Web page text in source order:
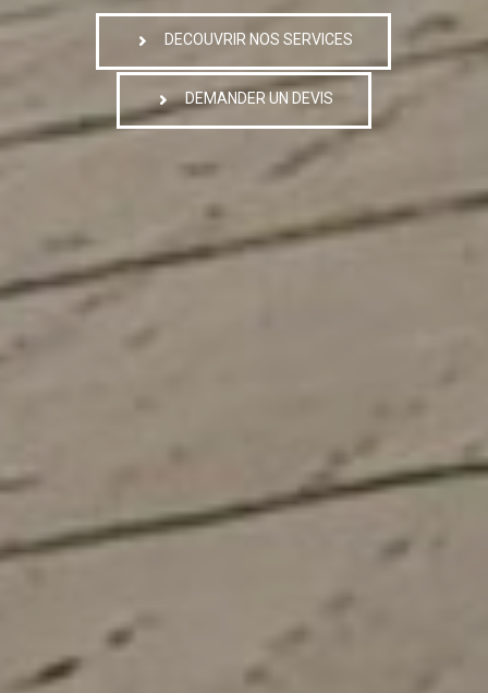
DECOUVRIR NOS SERVICES
DEMANDER UN DEVIS